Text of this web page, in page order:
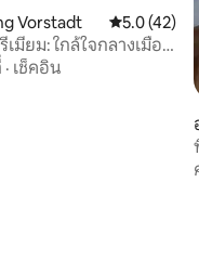
Vorstadt คะแนนเฉลี่ย
5.0 (42)
มี่ยม: ใกล้ใจกลางเมือง
· เช็คอิน